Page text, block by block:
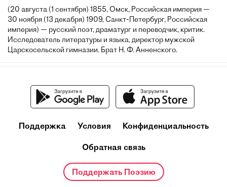
(20 августа (1 сентября) 1855, Омск, Российская империя —
30 ноября (13 декабря) 1909, Санкт-Петербург, Российская
империя) — русский поэт, драматург и переводчик, критик.
Исследователь литературы и языка, директор мужской
Царскосельской гимназии. Брат Н. Ф. Анненского.
Поддержка Условия Конфиденциальность
Обратная связь
Поддержать Поэзию